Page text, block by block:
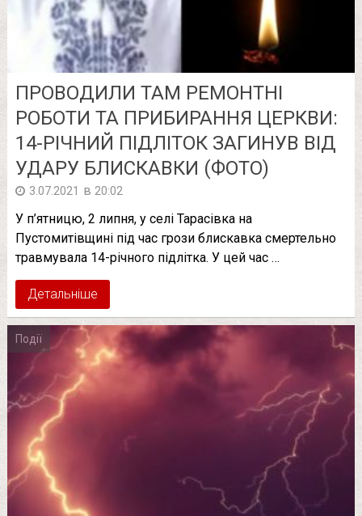
ПРОВОДИЛИ ТАМ РЕМОНТНІ
РОБОТИ ТА ПРИБИРАННЯ ЦЕРКВИ:
14-РІЧНИЙ ПІДЛІТОК ЗАГИНУВ ВІД
УДАРУ БЛИСКАВКИ (ФОТО)
3.07.2021 в 20:02
У п’ятницю, 2 липня, у селі Тарасівка на
Пустомитівщині під час грози блискавка смертельно
травмувала 14-річного підлітка. У цей час …
Детальніше
Події